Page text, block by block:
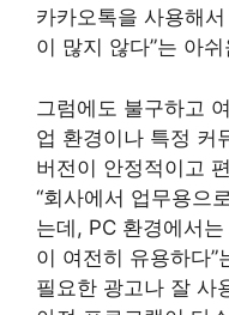
카카오톡을 사용해
이 많지 않다”는 아
그럼에도 불구하고
업 환경이나 특정 커
버전이 안정적이고
“회사에서 업무용으
는데, PC 환경에서
이 여전히 유용하다”
필요한 광고나 잘 사